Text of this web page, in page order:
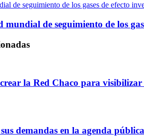
de seguimiento de los gases de efecto
de seguimiento de los
la Red Chaco para
demandas en la agenda